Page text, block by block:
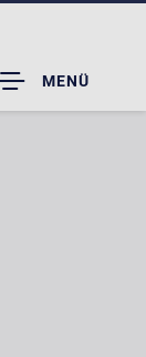
TOGGLE
DROPDOWN
MENÜ